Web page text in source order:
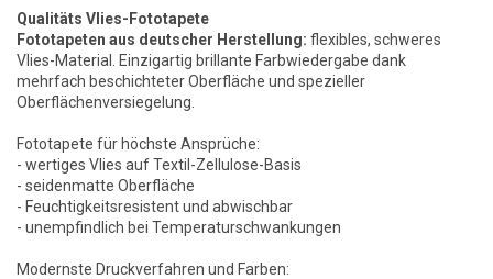
Qualitäts Vlies-Fototapete
Fototapeten aus deutscher Herstellung: flexibles, schweres
Vlies-Material. Einzigartig brillante Farbwiedergabe dank
mehrfach beschichteter Oberfläche und spezieller
Oberflächenversiegelung.
Fototapete für höchste Ansprüche:
- wertiges Vlies auf Textil-Zellulose-Basis
- seidenmatte Oberfläche
- Feuchtigkeitsresistent und abwischbar
- unempfindlich bei Temperaturschwankungen
Modernste Druckverfahren und Farben: